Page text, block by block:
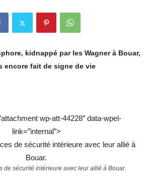
kidnappé par les Wagner à Bouar,
encore fait de signe de vie
wp-att-44228″ data-wpel-
link=”internal”>
de sécurité intérieure avec leur allié à Bouar.